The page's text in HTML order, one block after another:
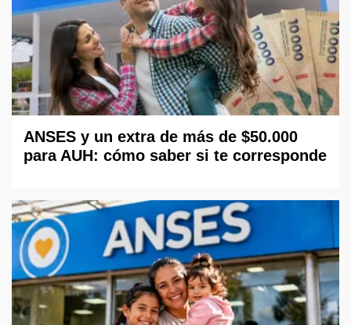
ANSES y un extra de más de $50.000
para AUH: cómo saber si te corresponde